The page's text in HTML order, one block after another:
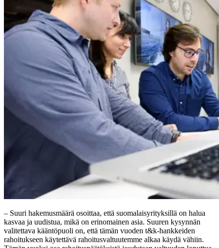
– Suuri hakemusmäärä osoittaa, että suomalaisyrityksillä on halua
kasvaa ja uudistua, mikä on erinomainen asia. Suuren kysynnän
valitettava kääntöpuoli on, että tämän vuoden t&k-hankkeiden
rahoitukseen käytettävä rahoitusvaltuutemme alkaa käydä vähiin.